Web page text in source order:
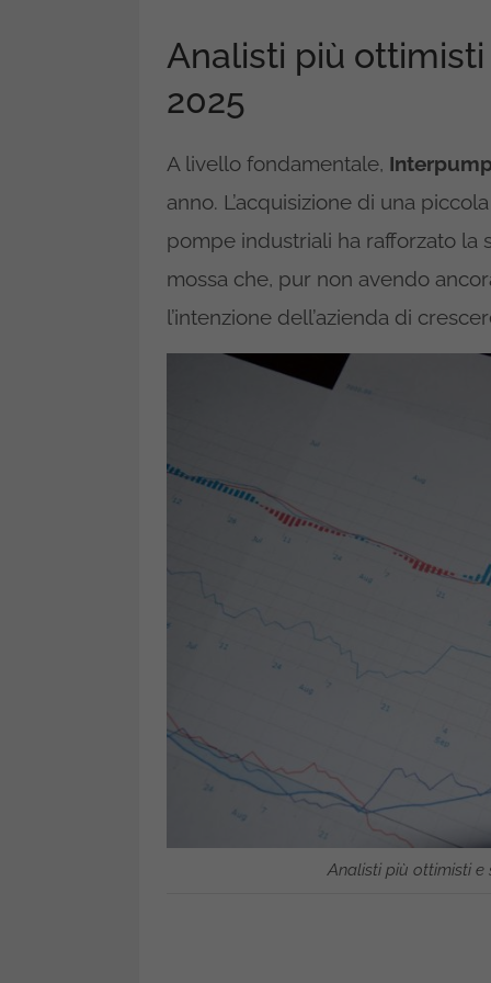
Analisti più
2025
A livello fondamentale,
anno. L’acquisizione di una
pompe industriali ha rafforzato la
mossa che, pur non avendo
l’intenzione dell’azienda di
Analisti più ottimisti e